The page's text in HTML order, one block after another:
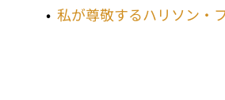
私が尊敬するハリソン・